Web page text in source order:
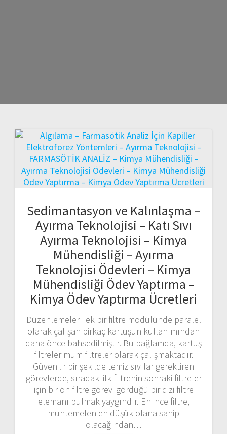
Sedimantasyon ve Kalınlaşma –
Ayırma Teknolojisi – Katı Sıvı
Ayırma Teknolojisi – Kimya
Mühendisliği – Ayırma
Teknolojisi Ödevleri – Kimya
Mühendisliği Ödev Yaptırma –
Kimya Ödev Yaptırma Ücretleri
Düzenlemeler Tek bir filtre modülünde paralel
olarak çalışan birkaç kartuşun kullanımından
daha önce bahsedilmiştir. Bu bağlamda, kartuş
filtreler mum filtreler olarak çalışmaktadır.
Güvenilir bir şekilde temiz sıvılar gerektiren
görevlerde, sıradaki ilk filtrenin sonraki filtreler
için bir ön filtre görevi gördüğü bir dizi filtre
elemanı bulmak yaygındır. En ince filtre,
muhtemelen en düşük olana sahip
olacağından…